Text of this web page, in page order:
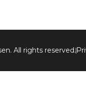
All rights reserved.